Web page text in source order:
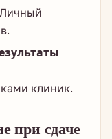
Личный
клиник.
при сдаче